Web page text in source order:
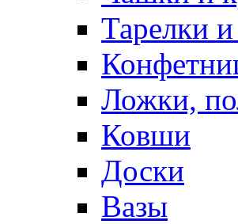
Тарелки
Ложки,
Ковши
Доски
Вазы